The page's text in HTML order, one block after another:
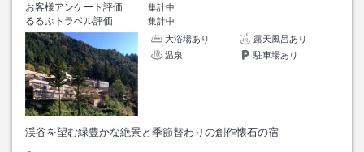
お客様アンケート評価
集計中
るるぶトラベル評価
集計中
大浴場あり
露天風呂あり
温泉
駐車場あり
渓谷を望む緑豊かな絶景と季節替わりの創作懐石の宿